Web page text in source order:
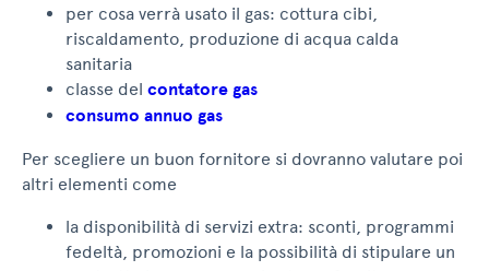
per cosa verrà usato il gas: cottura cibi,
riscaldamento, produzione di acqua calda
sanitaria
classe del contatore gas
consumo annuo gas
Per scegliere un buon fornitore si dovranno valutare poi
altri elementi come
la disponibilità di servizi extra: sconti, programmi
fedeltà, promozioni e la possibilità di stipulare un